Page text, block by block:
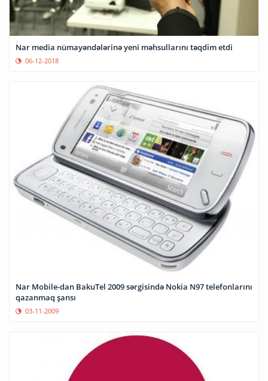
Nar media nümayəndələrinə yeni məhsullarını təqdim etdi
06-12-2018
Nar Mobile-dan BakuTel 2009 sərgisində Nokia N97 telefonlarını
qazanmaq şansı
03-11-2009